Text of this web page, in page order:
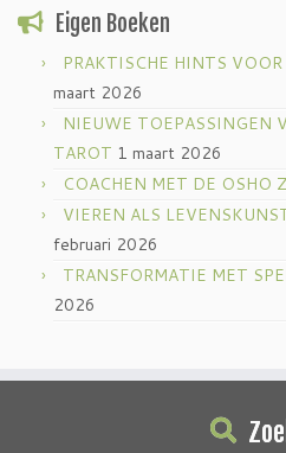
Eigen Boeken
PRAKTISCHE HINTS
maart 2026
NIEUWE TOEPASSINGEN
TAROT 1 maart 2026
COACHEN MET DE OSHO
VIEREN ALS
februari 2026
TRANSFORMATIE MET
2026